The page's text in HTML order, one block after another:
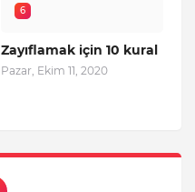
6
Zayıflamak için 10 kural
Pazar, Ekim 11, 2020